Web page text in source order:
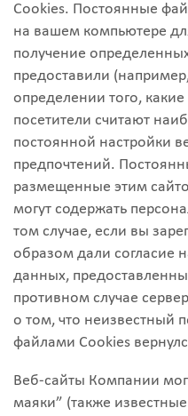
Cookies. Постоянные
на вашем компьютере
получение
предоставили
определении того,
посетители считают
постоянной настройки
предпочтений.
размещенные этим
могут содержать
том случае, если вы
образом дали согласие
данных,
противном случае
о том, что неизвестный
файлами Cookies
Веб-сайты Компании
маяки” (также